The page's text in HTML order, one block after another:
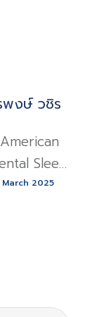
พงษ์ วชิร
Sleep
at
March 2025